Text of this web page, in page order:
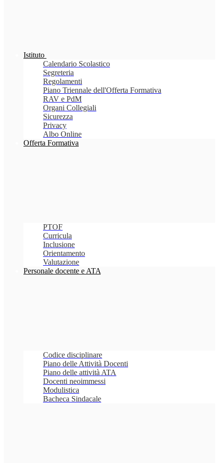
Istituto
Calendario Scolastico
Segreteria
Regolamenti
Piano Triennale dell'Offerta Formativa
RAV e PdM
Organi Collegiali
Sicurezza
Privacy
Albo Online
Offerta Formativa
PTOF
Curricula
Inclusione
Orientamento
Valutazione
Personale docente e ATA
Codice disciplinare
Piano delle Attività Docenti
Piano delle attività ATA
Docenti neoimmessi
Modulistica
Bacheca Sindacale